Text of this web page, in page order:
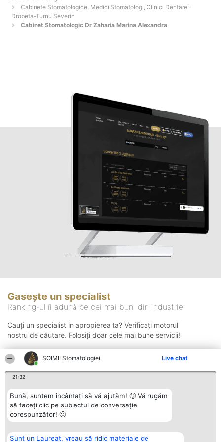
ȘOIMII Stomatologiei Live chat
21:32
Bună, suntem încântați să vă ajutăm! 🙂 Vă rugăm
să faceți clic pe subiectul de conversație
corespunzător! 🙂
Sunt un Laureat, vreau să ridic materiale de
Cabinete Stomatologice, Medici Stomatologi, Clinici Dentare -
Drobeta-Turnu Severin
Cabinet Stomatologic Dr Zaharia Marina Alexandra
Gasește un specialist
Ranking-ul îi adună pe cei mai buni din industrie
Cauți un specialist in apropierea ta? Verificați motorul
nostru de căutare. Folosiți doar cele mai bune servicii!
Organizator Ranking Plebiscyt Contact